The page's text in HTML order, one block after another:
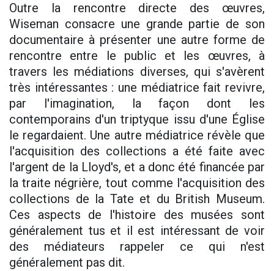
Outre la rencontre directe des œuvres,
Wiseman consacre une grande partie de son
documentaire à présenter une autre forme de
rencontre entre le public et les œuvres, à
travers les médiations diverses, qui s'avèrent
très intéressantes : une médiatrice fait revivre,
par l'imagination, la façon dont les
contemporains d'un triptyque issu d'une Église
le regardaient. Une autre médiatrice révèle que
l'acquisition des collections a été faite avec
l'argent de la Lloyd's, et a donc été financée par
la traite négrière, tout comme l'acquisition des
collections de la Tate et du British Museum.
Ces aspects de l'histoire des musées sont
généralement tus et il est intéressant de voir
des médiateurs rappeler ce qui n'est
généralement pas dit.